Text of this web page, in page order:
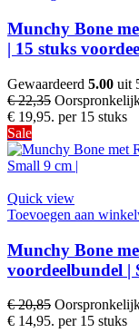
Munchy Bone
| 15 stuks
Gewaardeerd 5.00 uit
€22,35
€ 19,95. per 15 stuks
Sale
Quick view
Toevoegen aan
Munchy Bone
voordeelbundel |
€20,85
€ 14,95. per 15 stuks